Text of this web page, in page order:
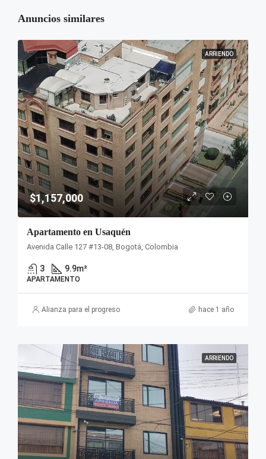
Anuncios similares
ARRIENDO
$1,157,000
Apartamento en Usaquén
Avenida Calle 127 #13-08, Bogotá, Colombia
3 9.9m²
APARTAMENTO
Alianza para el progreso hace 1 año
ARRIENDO